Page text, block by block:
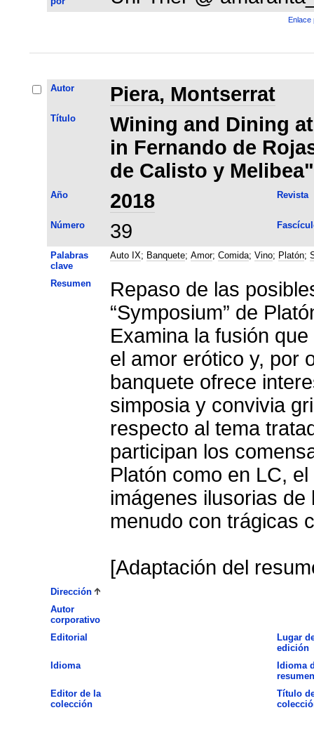
Enlace
Autor Piera, Montserrat
Título
Wining and Dining
in Fernando de
de Calisto y Melibea"
Año 2018 Revista
Número 39
Palabras
clave
Auto IX; Banquete; Amor; Comida; Vino; Platón;
Resumen
Repaso de las
“Symposium” de
Examina la fusión
el amor erótico y, por
banquete ofrece
simposia y convivia
respecto al tema
participan los
Platón como en LC,
imágenes ilusorias
menudo con trágicas
[Adaptación del
Dirección
Autor
corporativo
Editorial
Lugar
edición
Idioma
Idioma
resumen
Editor de la
colección
Título